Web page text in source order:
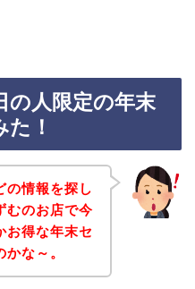
の人限定の年末
！
の情報を探し
むのお店で今
お得な年末セ
な～。